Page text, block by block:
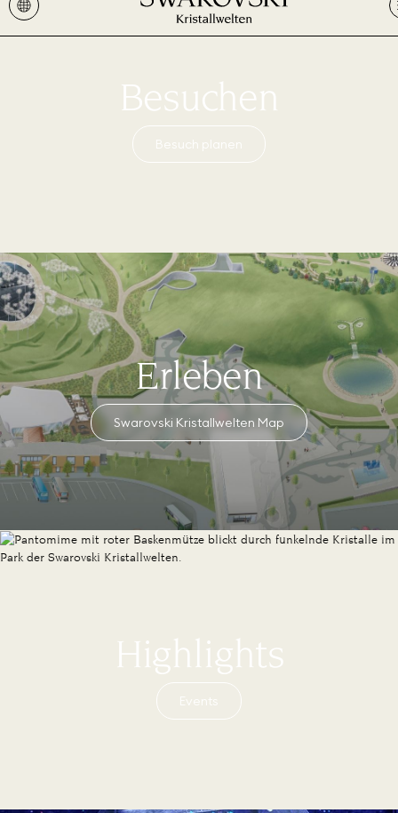
Besuchen
Besuch planen
Erleben
Swarovski Kristallwelten Map
Highlights
Events